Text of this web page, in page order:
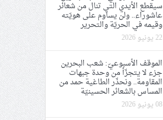
سيقطع الأيدي التي تنال من شعائر
عاشوراء.. ولن يساوم على هويّته
وقيمه في الحريّة والتحرير
22 يونيو 2026
الموقف الأسبوعيّ: شعب البحرين
جزء لا يتجزّأ من وحدة جبهات
المقاومة.. ونحذّر الطاغية حمد من
المساس بالشعائر الحسينيّة
08 يونيو 2026